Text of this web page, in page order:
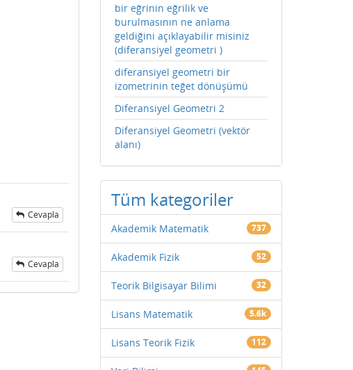
Cevapla
Cevapla
bir eğrinin eğrilik ve
burulmasının ne anlama
geldiğini açıklayabilir misiniz
(diferansiyel geometri )
diferansiyel geometri bir
izometrinin teğet dönüşümü
Diferansiyel Geometri 2
Diferansiyel Geometri (vektör
alanı)
Tüm kategoriler
Akademik Matematik 737
Akademik Fizik 52
Teorik Bilgisayar Bilimi 32
Lisans Matematik 5.6k
Lisans Teorik Fizik 112